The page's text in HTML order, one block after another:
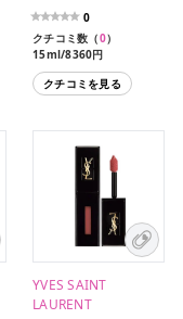
0
クチコミ数（0）
15ml/8360円
クチコミを見る
YVES SAINT
LAURENT